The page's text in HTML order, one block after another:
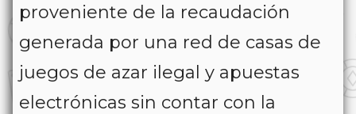
proveniente de la recaudación
generada por una red de casas de
juegos de azar ilegal y apuestas
electrónicas sin contar con la